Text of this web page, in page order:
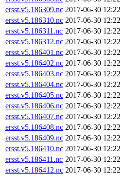
ersst.v5.186309.nc 2017-06-30 12:22
ersst.v5.186310.nc 2017-06-30 12:22
ersst.v5.186311.nc 2017-06-30 12:22
ersst.v5.186312.nc 2017-06-30 12:22
ersst.v5.186401.nc 2017-06-30 12:22
ersst.v5.186402.nc 2017-06-30 12:22
ersst.v5.186403.nc 2017-06-30 12:22
ersst.v5.186404.nc 2017-06-30 12:22
ersst.v5.186405.nc 2017-06-30 12:22
ersst.v5.186406.nc 2017-06-30 12:22
ersst.v5.186407.nc 2017-06-30 12:22
ersst.v5.186408.nc 2017-06-30 12:22
ersst.v5.186409.nc 2017-06-30 12:22
ersst.v5.186410.nc 2017-06-30 12:22
ersst.v5.186411.nc 2017-06-30 12:22
ersst.v5.186412.nc 2017-06-30 12:22